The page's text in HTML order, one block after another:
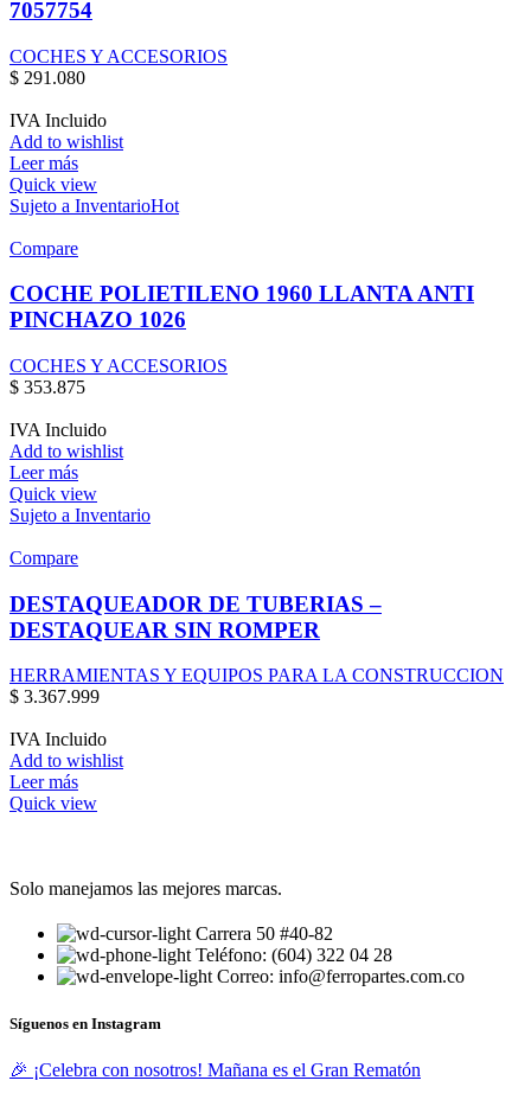
7057754
COCHES Y ACCESORIOS
$ 291.080
IVA Incluido
Add to wishlist
Leer más
Quick view
Sujeto a InventarioHot
Compare
COCHE POLIETILENO 1960 LLANTA ANTI
PINCHAZO 1026
COCHES Y ACCESORIOS
$ 353.875
IVA Incluido
Add to wishlist
Leer más
Quick view
Sujeto a Inventario
Compare
DESTAQUEADOR DE TUBERIAS –
DESTAQUEAR SIN ROMPER
HERRAMIENTAS Y EQUIPOS PARA LA CONSTRUCCION
$ 3.367.999
IVA Incluido
Add to wishlist
Leer más
Quick view
Solo manejamos las mejores marcas.
Carrera 50 #40-82
Teléfono: (604) 322 04 28
Correo: info@ferropartes.com.co
Síguenos en Instagram
🎉 ¡Celebra con nosotros! Mañana es el Gran Rematón